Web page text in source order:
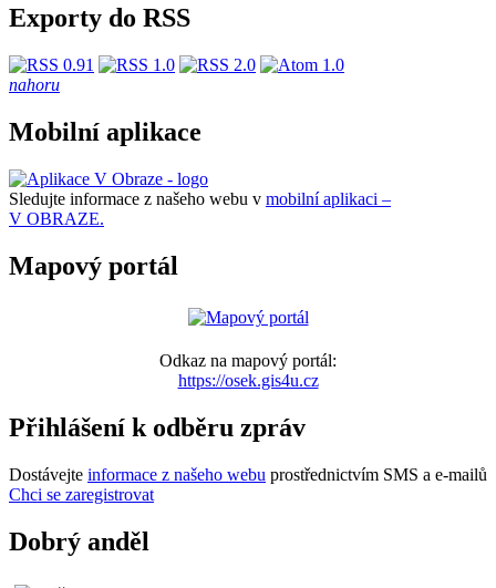
Exporty do RSS
nahoru
Mobilní aplikace
Sledujte informace z našeho webu v mobilní aplikaci –
V OBRAZE.
Mapový portál
Odkaz na mapový portál:
https://osek.gis4u.cz
Přihlášení k odběru zpráv
Dostávejte informace z našeho webu prostřednictvím SMS a e-mailů
Chci se zaregistrovat
Dobrý anděl